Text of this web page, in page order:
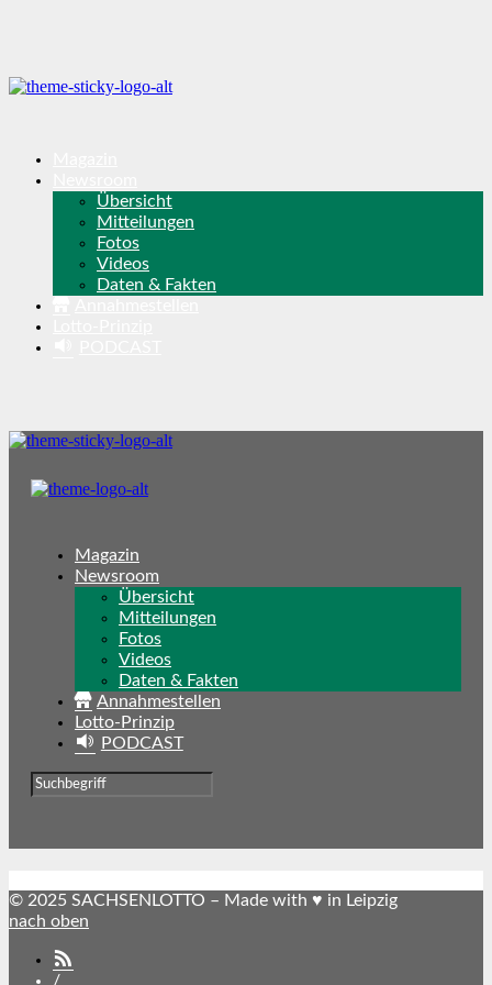
Übersicht
Mitteilungen
Fotos
Videos
Daten & Fakten
Magazin
Newsroom
Übersicht
Mitteilungen
Fotos
Videos
Daten & Fakten
Annahmestellen
Lotto-Prinzip
PODCAST
© 2025 SACHSENLOTTO – Made with ♥ in Leipzig
nach oben
/